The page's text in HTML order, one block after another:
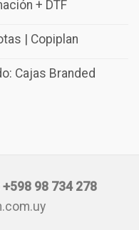
+ DTF
| Copiplan
Cajas Branded
98 734 278